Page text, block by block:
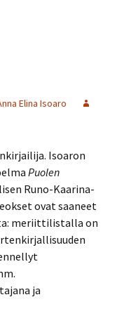
Elina Isoaro
Isoaron
Puolen
Runo-Kaarina-
ovat saaneet
meriittilistalla on
ja